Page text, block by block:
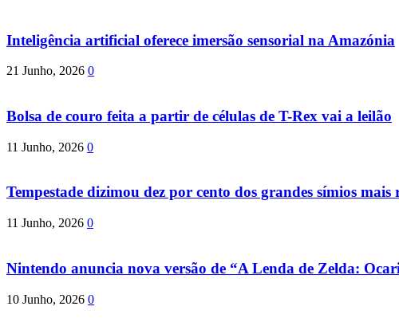
Inteligência artificial oferece imersão sensorial na Amazónia
21 Junho, 2026 0
Bolsa de couro feita a partir de células de T-Rex vai a leilão
11 Junho, 2026 0
Tempestade dizimou dez por cento dos grandes símios
11 Junho, 2026 0
Nintendo anuncia nova versão de “A Lenda de Zelda:
10 Junho, 2026 0